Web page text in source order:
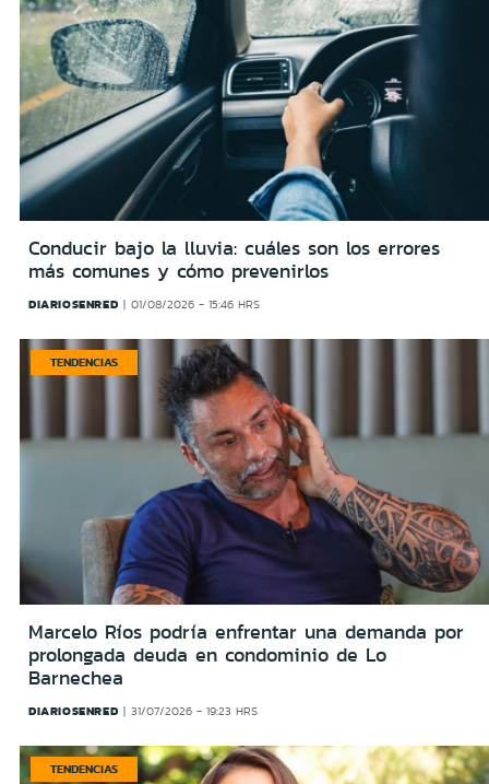
Conducir bajo la lluvia: cuáles son los errores
más comunes y cómo prevenirlos
DIARIOSENRED 01/08/2026 - 15:46 HRS
TENDENCIAS
Marcelo Ríos podría enfrentar una demanda por
prolongada deuda en condominio de Lo
Barnechea
DIARIOSENRED 31/07/2026 - 19:23 HRS
TENDENCIAS